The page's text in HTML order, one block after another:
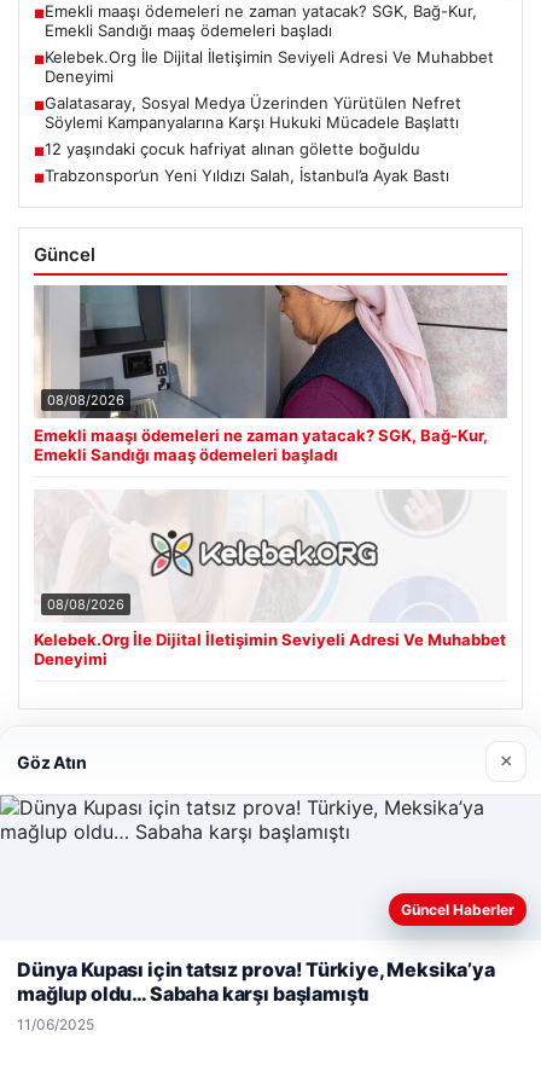
■Emekli maaşı ödemeleri ne zaman yatacak? SGK, Bağ-Kur,
Emekli Sandığı maaş ödemeleri başladı
■Kelebek.Org İle Dijital İletişimin Seviyeli Adresi Ve Muhabbet
Deneyimi
■Galatasaray, Sosyal Medya Üzerinden Yürütülen Nefret
Söylemi Kampanyalarına Karşı Hukuki Mücadele Başlattı
■12 yaşındaki çocuk hafriyat alınan gölette boğuldu
■Trabzonspor’un Yeni Yıldızı Salah, İstanbul’a Ayak Bastı
Güncel
08/08/2026
Emekli maaşı ödemeleri ne zaman yatacak? SGK, Bağ-Kur,
Emekli Sandığı maaş ödemeleri başladı
08/08/2026
Kelebek.Org İle Dijital İletişimin Seviyeli Adresi Ve Muhabbet
Deneyimi
Son Eklenen Firmalar
Web sitemizi nasıl kullandığınızı daha iyi anlayabilmek,
kullanıyoruz.Çerez Politikamız
Reddet
Göz Atın ×
Güncel Haberler
Dünya Kupası için tatsız prova! Türkiye, Meksika’ya
mağlup oldu… Sabaha karşı başlamıştı
11/06/2025